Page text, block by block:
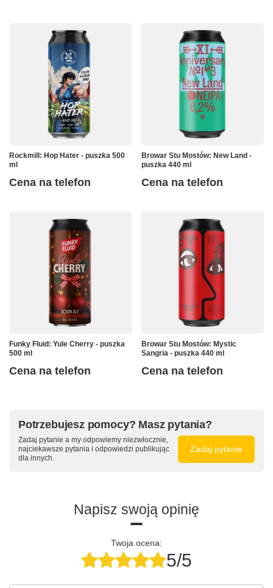
Rockmill: Hop Hater - puszka 500
ml
Cena na telefon
Browar Stu Mostów: New Land -
puszka 440 ml
Cena na telefon
Funky Fluid: Yule Cherry - puszka
500 ml
Cena na telefon
Browar Stu Mostów: Mystic
Sangria - puszka 440 ml
Cena na telefon
Potrzebujesz pomocy? Masz pytania?
Zadaj pytanie a my odpowiemy niezwłocznie,
najciekawsze pytania i odpowiedzi publikując
dla innych.
Zadaj pytanie
Napisz swoją opinię
Twoja ocena:
5/5